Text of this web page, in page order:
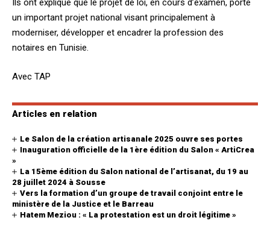
Ils ont expliqué que le projet de loi, en cours d’examen, porte
un important projet national visant principalement à
moderniser, développer et encadrer la profession des
notaires en Tunisie.
Avec TAP
Articles en relation
Le Salon de la création artisanale 2025 ouvre ses portes
Inauguration officielle de la 1ère édition du Salon « ArtiCrea
»
La 15ème édition du Salon national de l’artisanat, du 19 au
28 juillet 2024 à Sousse
Vers la formation d’un groupe de travail conjoint entre le
ministère de la Justice et le Barreau
Hatem Meziou : « La protestation est un droit légitime »